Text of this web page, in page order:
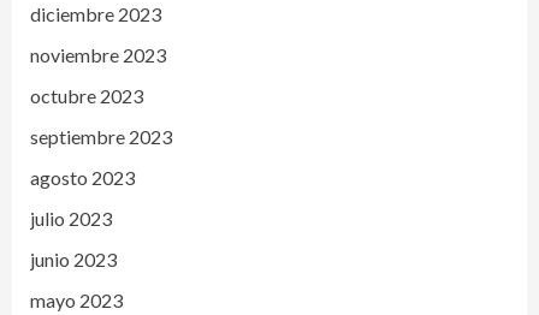
diciembre 2023
noviembre 2023
octubre 2023
septiembre 2023
agosto 2023
julio 2023
junio 2023
mayo 2023